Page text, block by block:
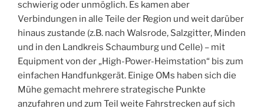
schwierig oder unmöglich. Es kamen aber
Verbindungen in alle Teile der Region und weit darüber
hinaus zustande (z.B. nach Walsrode, Salzgitter, Minden
und in den Landkreis Schaumburg und Celle) – mit
Equipment von der „High-Power-Heimstation“ bis zum
einfachen Handfunkgerät. Einige OMs haben sich die
Mühe gemacht mehrere strategische Punkte
anzufahren und zum Teil weite Fahrstrecken auf sich